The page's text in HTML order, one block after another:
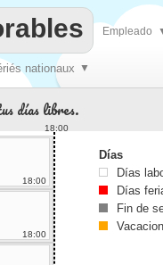
nationaux ▼
Empleado
días libres.
18:00
18:00
18:00
Días
Días
Días
Fin de